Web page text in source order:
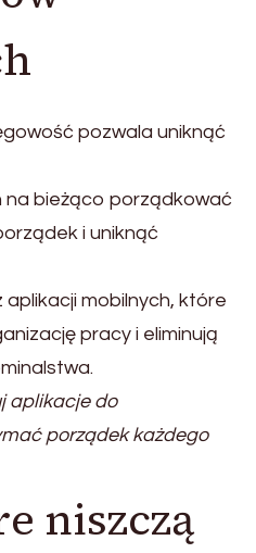
pozwala uniknąć
na bieżąco porządkować
i uniknąć
mobilnych, które
pracy i eliminują
aplikacje do
porządek każdego
niszczą